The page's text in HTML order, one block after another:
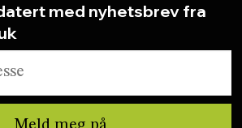
med nyhetsbrev fra